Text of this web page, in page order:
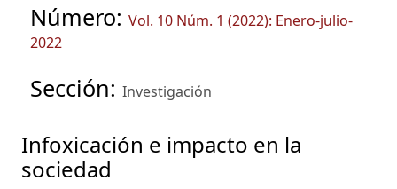
Número: Vol. 10 Núm. 1 (2022): Enero-julio-
2022
Sección: Investigación
Infoxicación e impacto en la
sociedad